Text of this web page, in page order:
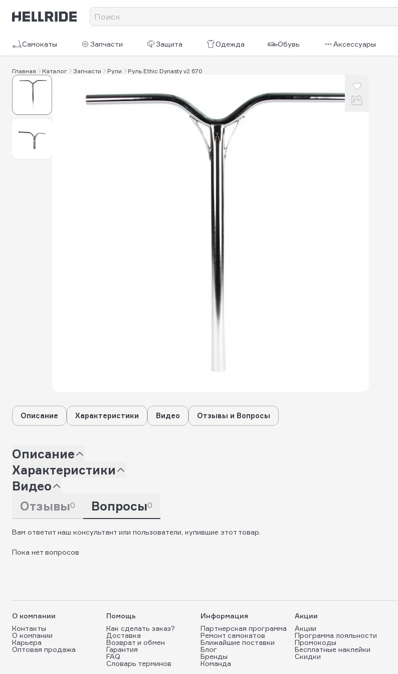
Самокаты Запчасти Защита Одежда Обувь Аксессуары
Главная Каталог Запчасти Рули Руль Ethic Dynasty v2 670
Описание Характеристики Видео Отзывы и Вопросы
Описание
Характеристики
Видео
Отзывы0 Вопросы0
Вам ответит наш консультант или пользователи, купившие этот товар.
Пока нет вопросов
О компании
Контакты
О компании
Карьера
Оптовая продажа
Помощь
Как сделать заказ?
Доставка
Возврат и обмен
Гарантия
FAQ
Словарь терминов
Информация
Партнерская программа
Ремонт самокатов
Ближайшие поставки
Блог
Бренды
Команда
Акции
Акции
Программа лояльности
Промокоды
Бесплатные наклейки
Скидки